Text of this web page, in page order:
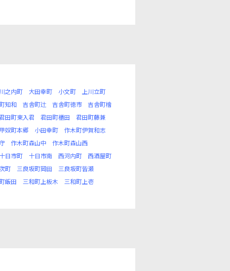
之内町 大田幸町 小文町
上川立町
知和 吉舎町辻 吉舎町徳市
吉舎町檜
田町東入君 君田町櫃田
君田町藤兼
甲奴町本郷 小田幸町
作木町伊賀和志
作木町森山中
作木町森山西
十日市町 十日市南 西河内町
西酒屋町
町 三良坂町岡田
三良坂町皆瀬
飯田 三和町上板木
三和町上壱